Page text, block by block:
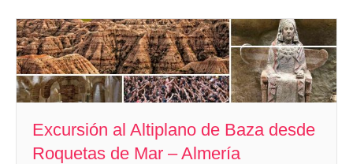
Excursión al Altiplano de Baza desde
Roquetas de Mar – Almería